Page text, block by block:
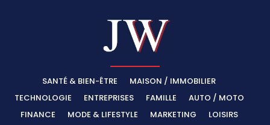
SANTÉ & BIEN-ÊTRE
MAISON / IMMOBILIER
TECHNOLOGIE
ENTREPRISES FAMILLE
AUTO / MOTO
FINANCE
MODE & LIFESTYLE MARKETING
LOISIRS